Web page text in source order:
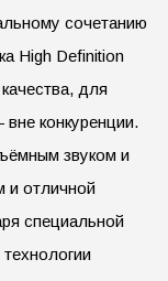
сочетанию
High Definition
для
конкуренции.
звуком и
и отличной
специальной